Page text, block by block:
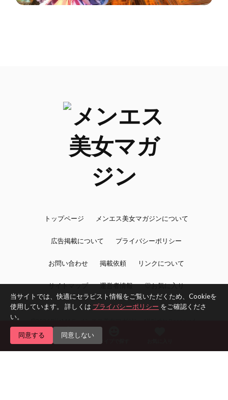
トップページ メンエス美女マガジンについて
広告掲載について プライバシーポリシー
お問い合わせ 掲載依頼 リンクについて
サイトマップ 運営者情報 ♡お気に入り
当サイトでは、快適にセラピスト情報をご覧いただくため、Cookieを
使用しています。 詳しくは プライバシーポリシー をご確認くださ
い。
同意する 同意しない
エリアで探す